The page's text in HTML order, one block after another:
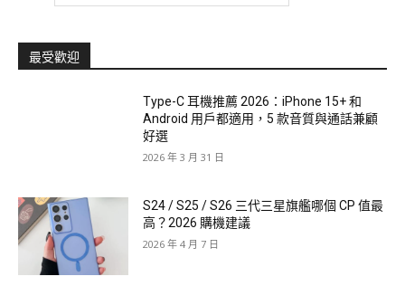
最受歡迎
Type-C 耳機推薦 2026：iPhone 15+ 和
Android 用戶都適用，5 款音質與通話兼顧
好選
2026 年 3 月 31 日
S24 / S25 / S26 三代三星旗艦哪個 CP 值最
高？2026 購機建議
2026 年 4 月 7 日